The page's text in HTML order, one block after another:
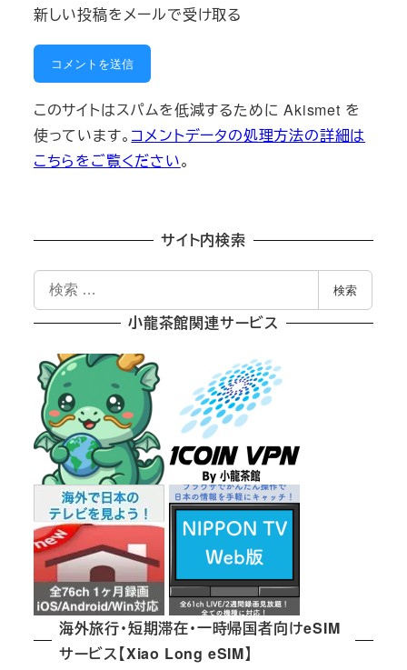
新しい投稿をメールで受け取る
このサイトはスパムを低減するために Akismet を
使っています。 コメントデータの処理方法の詳細は
こちらをご覧ください。
サイト内検索
索
検索
小龍茶館関連サービス
海外旅行・短期滞在・一時帰国者向けeSIM
サービス【Xiao Long eSIM】